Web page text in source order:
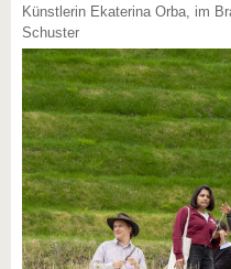
Künstlerin Ekaterina Orba, im
Schuster